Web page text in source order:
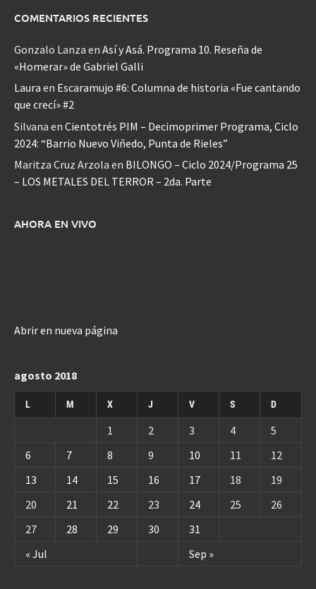
COMENTARIOS RECIENTES
Gonzalo Lanza en Así y Asá. Programa 10. Reseña de
«Homerar» de Gabriel Galli
Laura en Escaramujo #6: Columna de historia «Fue cantando
que crecí» #2
Silvana en Cientotrés PIM – Decimoprimer Programa, Ciclo
2024: “Barrio Nuevo Viñedo, Punta de Rieles”
Maritza Cruz Arzola en BILONGO – Ciclo 2024/Programa 25
– LOS METALES DEL TERROR – 2da. Parte
AHORA EN VIVO
Abrir en nueva página
agosto 2018
L M X J V S D
« Jul Sep »
1 2 3 4
5
6
7 8 9 10 11
12
13
14 15 16 17 18
19
20
21 22 23 24 25
26
27
28 29 30 31